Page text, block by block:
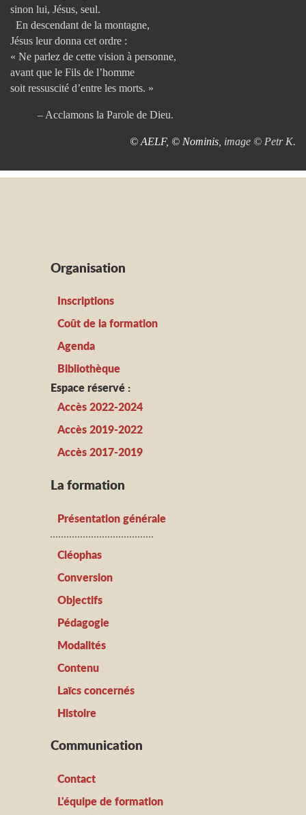
sinon lui, Jésus, seul.
En descendant de la montagne,
Jésus leur donna cet ordre :
« Ne parlez de cette vision à personne,
avant que le Fils de l’homme
soit ressuscité d’entre les morts. »
– Acclamons la Parole de Dieu.
© AELF, © Nominis , image © Petr K.
Organisation
Inscriptions
Coût de la formation
Agenda
Bibliothèque
Espace réservé :
Accès 2022-2024
Accès 2019-2022
Accès 2017-2019
La formation
Présentation générale
Cléophas
Conversion
Objectifs
Pédagogie
Modalités
Contenu
Laïcs concernés
Histoire
Communication
Contact
L'équipe de formation